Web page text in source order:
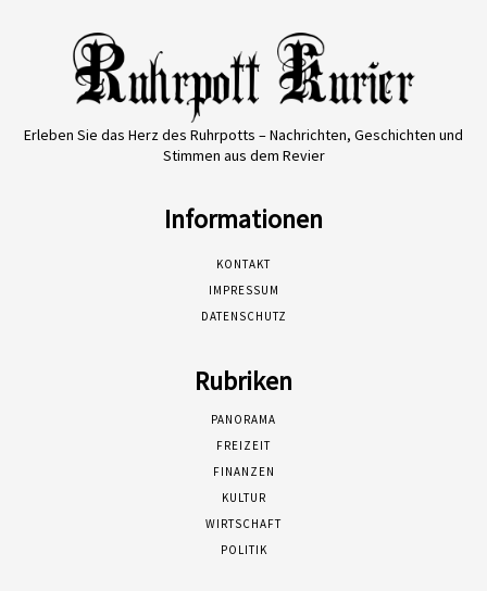
Erleben Sie das Herz des Ruhrpotts – Nachrichten, Geschichten und
Stimmen aus dem Revier
Informationen
KONTAKT
IMPRESSUM
DATENSCHUTZ
Rubriken
PANORAMA
FREIZEIT
FINANZEN
KULTUR
WIRTSCHAFT
POLITIK